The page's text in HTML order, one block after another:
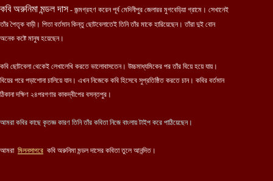
কবি অরুনিমা মন্ডল দাস- জন্মগ্রহণ করেন পূর্ব মেদিনীপুর জেলারর মুগবেড়িয়া গ্রামে। সেখানেই
তাঁর পৈতৃক বাড়ী। পিতা বর্তমান কিন্তু ছোটবেলাতেই তিনি তাঁর মাকে হারিয়েছেন। তাঁরা দুই বোন
অনেক কষ্টে মানুষ হয়েছেন।
কবি ছোটবেলা থেকেই লেখালেখি করতে ভালোবাসতেন। উচ্চমাধ্যমিকের পর তাঁর বিয়ে হয়ে যায়।
বিয়ের পরে পড়াশোনা চালিয়ে যান। এখন নিজেকে কবি হিসেবে সুপ্রতিষ্ঠিত করতে চান। কবির বর্তমান
ঠিকানা দক্ষিণ ২৪পরগণার কাকদ্বীপের বসন্তপুর।
আমরা কবির কাছে কৃতজ্ঞ কারণ তিনি তাঁর কবিতা নিজে বাংলায় টাইপ করে পাঠিয়েছেন।
আমরা মিলনসাগরে কবি অরুনিমা মন্ডল দাসের কবিতা তুলে আনন্দিত।